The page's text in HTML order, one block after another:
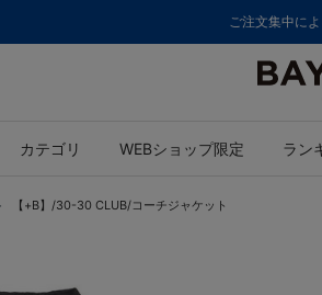
ご注文集中に
カテゴリ WEBショップ限定 ラン
【+B】/30-30 CLUB/コーチジャケット